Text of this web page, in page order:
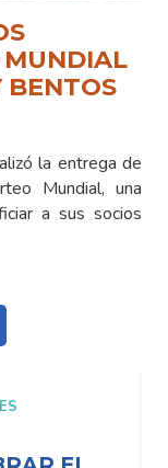
MUNDIAL
BENTOS
la entrega de
Mundial, una
a sus socios